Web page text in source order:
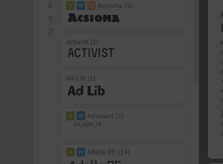
X
Y
Z
Acsioma (5)
Activist (1)
Ad Lib (1)
Adamant (1)
Adelle PE (14)